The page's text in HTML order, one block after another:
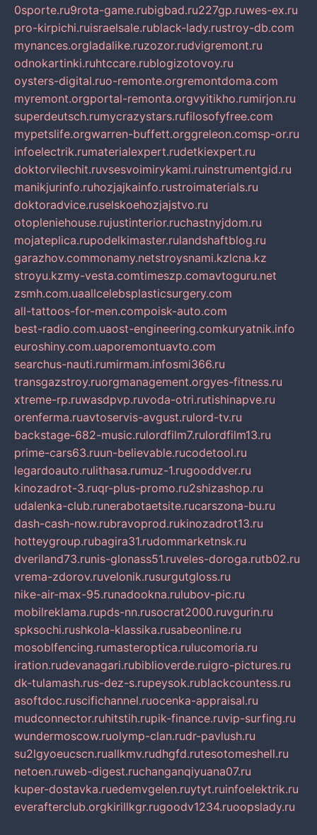
0sporte.ru9rota-game.rubigbad.ru227gp.ruwes-ex.ru
pro-kirpichi.ruisraelsale.rublack-lady.rustroy-db.com
mynances.orgladalike.ruzozor.rudvigremont.ru
odnokartinki.ruhtccare.rublogizotovoy.ru
oysters-digital.ruo-remonte.orgremontdoma.com
myremont.orgportal-remonta.orgvyitikho.rumirjon.ru
superdeutsch.rumycrazystars.rufilosofyfree.com
mypetslife.orgwarren-buffett.orggreleon.comsp-or.ru
infoelectrik.rumaterialexpert.rudetkiexpert.ru
doktorvilechit.ruvsesvoimirykami.ruinstrumentgid.ru
manikjurinfo.ruhozjajkainfo.rustroimaterials.ru
doktoradvice.ruselskoehozjajstvo.ru
otopleniehouse.rujustinterior.ruchastnyjdom.ru
mojateplica.rupodelkimaster.rulandshaftblog.ru
garazhov.commonamy.netstroysnami.kzlcna.kz
stroyu.kzmy-vesta.comtimeszp.comavtoguru.net
zsmh.com.uaallcelebsplasticsurgery.com
all-tattoos-for-men.compoisk-auto.com
best-radio.com.uaost-engineering.comkuryatnik.info
euroshiny.com.uaporemontuavto.com
searchus-nauti.rumirmam.infosmi366.ru
transgazstroy.ruorgmanagement.orgyes-fitness.ru
xtreme-rp.ruwasdpvp.ruvoda-otri.rutishinapve.ru
orenferma.ruavtoservis-avgust.rulord-tv.ru
backstage-682-music.rulordfilm7.rulordfilm13.ru
prime-cars63.ruun-believable.rucodetool.ru
legardoauto.rulithasa.rumuz-1.rugooddver.ru
kinozadrot-3.ruqr-plus-promo.ru2shizashop.ru
udalenka-club.runerabotaetsite.rucarszona-bu.ru
dash-cash-now.rubravoprod.rukinozadrot13.ru
hotteygroup.rubagira31.rudommarketnsk.ru
dveriland73.runis-glonass51.ruveles-doroga.rutb02.ru
vrema-zdorov.ruvelonik.rusurgutgloss.ru
nike-air-max-95.runadookna.rulubov-pic.ru
mobilreklama.rupds-nn.rusocrat2000.ruvgurin.ru
spksochi.rushkola-klassika.rusabeonline.ru
mosoblfencing.rumasteroptica.rulucomoria.ru
iration.rudevanagari.rubiblioverde.ruigro-pictures.ru
dk-tulamash.rus-dez-s.rupeysok.rublackcountess.ru
asoftdoc.ruscifichannel.ruocenka-appraisal.ru
mudconnector.ruhitstih.rupik-finance.ruvip-surfing.ru
wundermoscow.ruolymp-clan.rudr-pavlush.ru
su2lgyoeucscn.ruallkmv.rudhgfd.rutesotomeshell.ru
netoen.ruweb-digest.ruchanganqiyuana07.ru
kuper-dostavka.ruedemvgelen.ruytyt.ruinfoelektrik.ru
everafterclub.orgkirillkgr.rugoodv1234.ruoopslady.ru